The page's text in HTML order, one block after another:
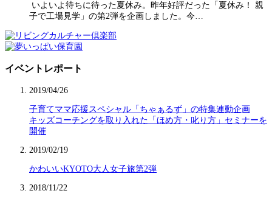
いよいよ待ちに待った夏休み。昨年好評だった「夏休み！ 親
子で工場見学」の第2弾を企画しました。今…
イベントレポート
2019/04/26
子育てママ応援スペシャル「ちゃぁるず」の特集連動企画
キッズコーチングを取り入れた「ほめ方・叱り方」セミナーを
開催
2019/02/19
かわいいKYOTO大人女子旅第2弾
2018/11/22